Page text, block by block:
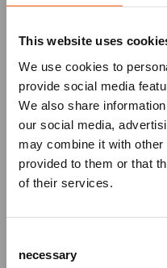
This website uses
We use cookies to
provide social media
We also share
our social media,
may combine it with other
provided to them or that
of their services.
Selection
necessary
Ben je gevoelig voor
faciliteiten, zoals een
plekken in de zaal.Klik
aanvragen.
Mis niks
en speciale